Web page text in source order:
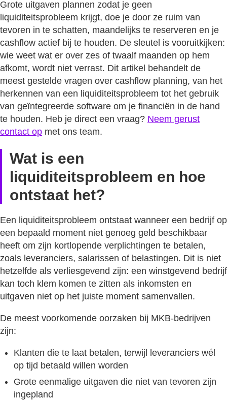
Grote uitgaven plannen zodat je geen
liquiditeitsprobleem krijgt, doe je door ze ruim van
tevoren in te schatten, maandelijks te reserveren en je
cashflow actief bij te houden. De sleutel is vooruitkijken:
wie weet wat er over zes of twaalf maanden op hem
afkomt, wordt niet verrast. Dit artikel behandelt de
meest gestelde vragen over cashflow planning, van het
herkennen van een liquiditeitsprobleem tot het gebruik
van geïntegreerde software om je financiën in de hand
te houden. Heb je direct een vraag? Neem gerust
contact op met ons team.
Wat is een
liquiditeitsprobleem en hoe
ontstaat het?
Een liquiditeitsprobleem ontstaat wanneer een bedrijf op
een bepaald moment niet genoeg geld beschikbaar
heeft om zijn kortlopende verplichtingen te betalen,
zoals leveranciers, salarissen of belastingen. Dit is niet
hetzelfde als verliesgevend zijn: een winstgevend bedrijf
kan toch klem komen te zitten als inkomsten en
uitgaven niet op het juiste moment samenvallen.
De meest voorkomende oorzaken bij MKB-bedrijven
zijn:
Klanten die te laat betalen, terwijl leveranciers wél
op tijd betaald willen worden
Grote eenmalige uitgaven die niet van tevoren zijn
ingepland